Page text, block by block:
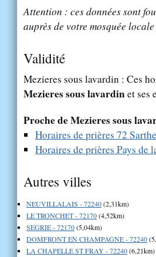
Attention : ces données sont
auprès de votre mosquée
Validité
Mezieres sous lavardin : Ces
Mezieres sous lavardinet ses
Proche de Mezieres sous
Horaires de prières 72 Sarthe
Horaires de prières Pays de
Autres villes
NEUVILLALAIS - 72240(2,31km)
LE TRONCHET - 72170(4,52km)
SEGRIE - 72170(5,04km)
DOMFRONT EN CHAMPAGNE - 72240
LA CHAPELLE ST FRAY - 72240(6,21km)